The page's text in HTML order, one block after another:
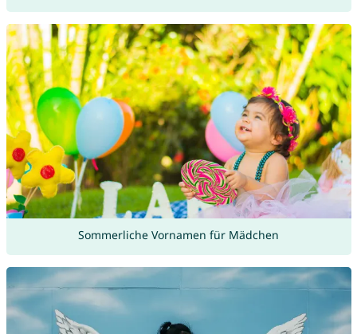
Sommerliche Vornamen für Mädchen